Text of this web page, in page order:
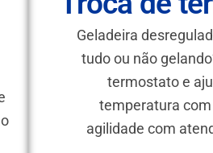
Geladeira
tudo ou não
termostato e
temperatura
agilidade com